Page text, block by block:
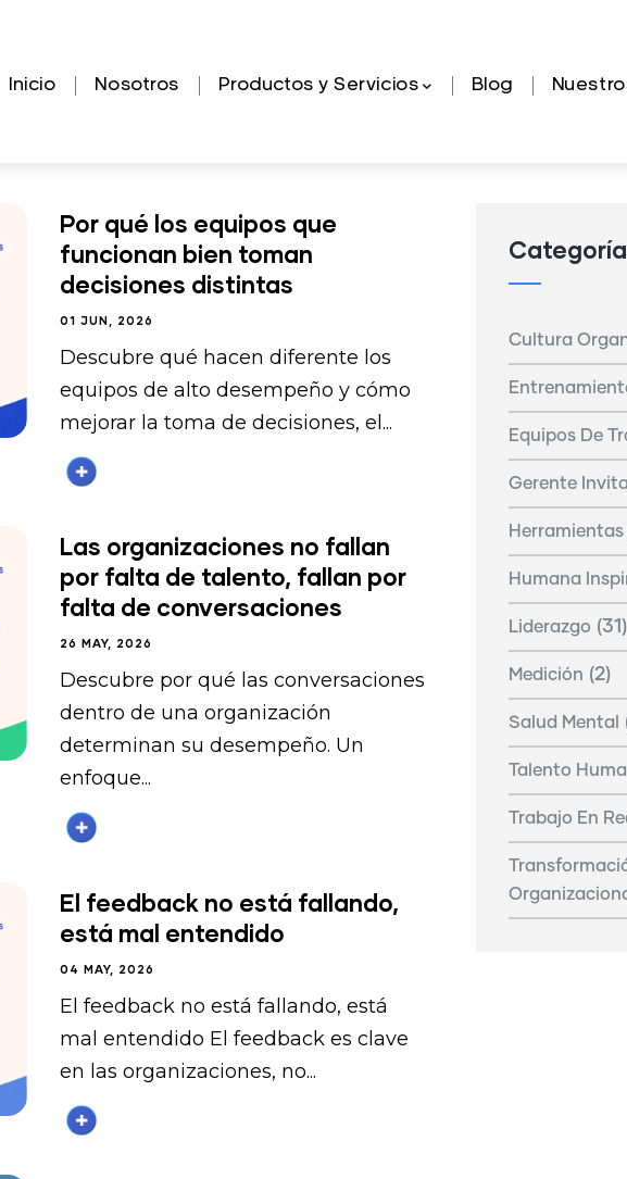
principal
Inicio Nosotros Productos y Servicios Blog
Por qué los equipos que
funcionan bien toman
decisiones distintas
01 JUN, 2026
Descubre qué hacen diferente los
equipos de alto desempeño y cómo
mejorar la toma de decisiones, el...
Las organizaciones no fallan
por falta de talento, fallan por
falta de conversaciones
26 MAY, 2026
Descubre por qué las conversaciones
dentro de una organización
determinan su desempeño. Un
enfoque...
El feedback no está fallando,
está mal entendido
04 MAY, 2026
El feedback no está fallando, está
mal entendido El feedback es clave
en las organizaciones, no...
Cultura
Equipos De
Gerente
Herramientas
Humana
Liderazgo (31)
Medición (2)
Salud Mental
Talento
Trabajo En